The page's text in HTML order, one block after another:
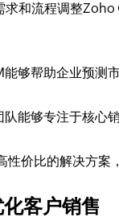
和流程调整
能够帮助企业预测
能够专注于核心
价比的解决方案
客户销售